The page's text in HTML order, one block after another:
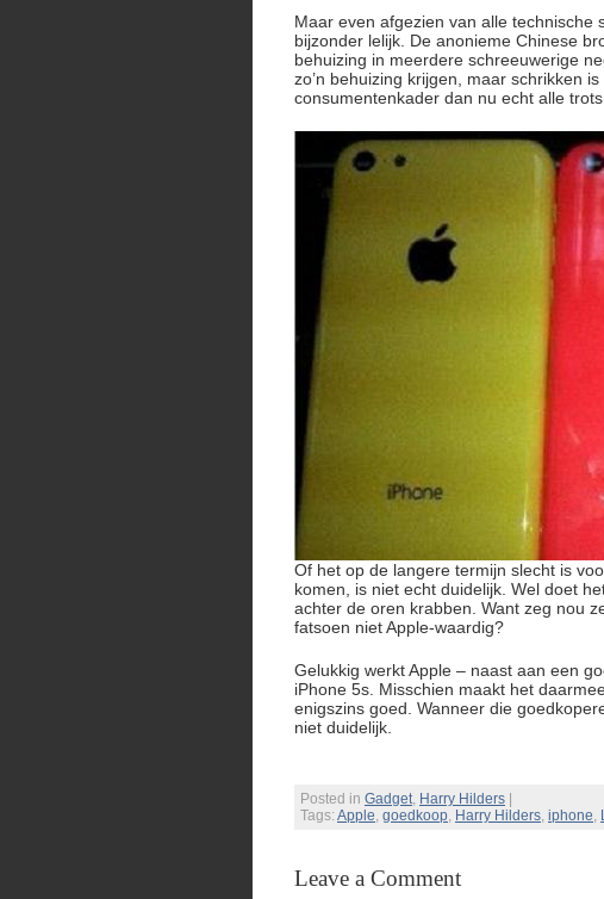
Maar even afgezien van alle technische
bijzonder lelijk. De anonieme Chinese
behuizing in meerdere schreeuwerige
zo’n behuizing krijgen, maar schrikken
consumentenkader dan nu echt alle
Of het op de langere termijn slecht is
komen, is niet echt duidelijk. Wel doet
achter de oren krabben. Want zeg nou
fatsoen niet Apple-waardig?
Gelukkig werkt Apple – naast aan een
iPhone 5s. Misschien maakt het
enigszins goed. Wanneer die
niet duidelijk.
Posted in Gadget, Harry Hilders
Tags: Apple, goedkoop, Harry Hilders, iphone,
Leave a Comment